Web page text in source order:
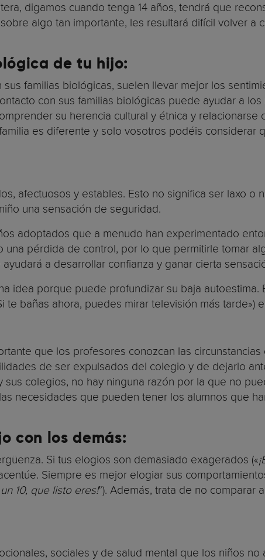
digamos cuando tenga 14 años, tendrá que
algo tan importante, les resultará difícil volver a
de tu hijo:
familias biológicas, suelen llevar mejor los
con sus familias biológicas puede ayudar a
su herencia cultural y étnica y relacionarse
es diferente y solo vosotros podéis considerar
afectuosos y estables. Esto no significa ser laxo o
una sensación de seguridad.
adoptados que a menudo han experimentado
pérdida de control, por lo que permitirle tomar
a desarrollar confianza y ganar cierta
idea porque puede profundizar su baja autoestima.
bañas ahora, puedes mirar televisión más tarde»)
que los profesores conozcan las
de ser expulsados del colegio y de dejarlo
colegios, no hay ninguna razón por la que no
necesidades que pueden tener los alumnos que
con los demás:
Si tus elogios son demasiado exagerados («
Siempre es mejor elogiar sus
10, que listo eres!”). Además, trata de no comparar
sociales y de salud mental que los niños no